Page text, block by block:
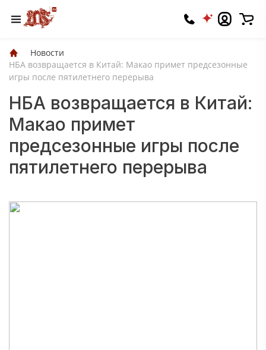
Новости
НБА возвращается в Китай: Макао примет предсезонные
игры после пятилетнего перерыва
НБА возвращается в Китай:
Макао примет
предсезонные игры после
пятилетнего перерыва